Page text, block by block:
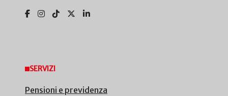
SERVIZI
Pensioni e previdenza